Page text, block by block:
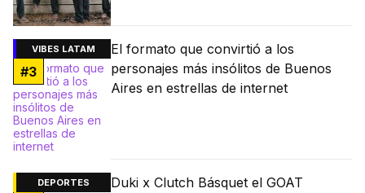
VIBES LATAM
#3
El formato que convirtió a los
personajes más insólitos de Buenos
Aires en estrellas de internet
DEPORTES
Duki x Clutch Básquet el GOAT